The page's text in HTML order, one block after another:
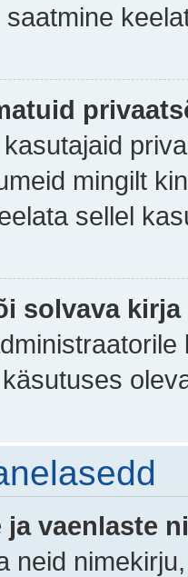
mingilt
sellel
solvava
ja vaenlaste
neid